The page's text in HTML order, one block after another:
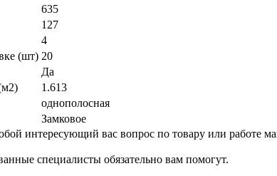
635
127
4
(шт) 20
Да
1.613
однополосная
Замковое
интересующий вас вопрос по товару или работе
специалисты обязательно вам помогут.